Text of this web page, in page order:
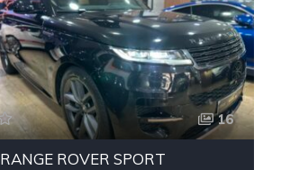
16
RANGE ROVER SPORT